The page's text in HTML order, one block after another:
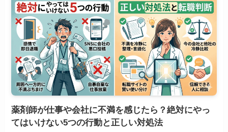
薬剤師が仕事や会社に不満を感じたら？絶対にやっ
てはいけない5つの行動と正しい対処法